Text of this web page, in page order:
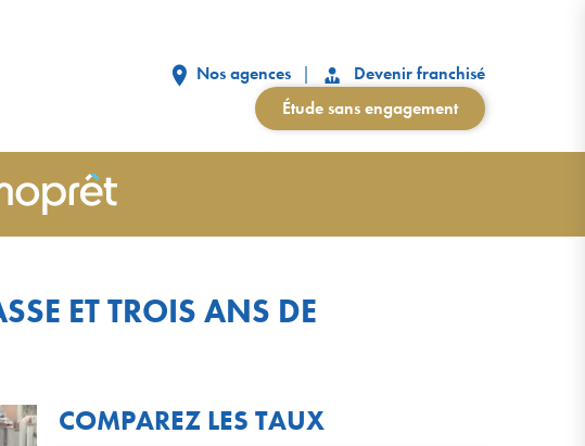
Nos agences
Devenir franchisé
Étude sans engagement
ET TROIS ANS DE
COMPAREZ LES TAUX